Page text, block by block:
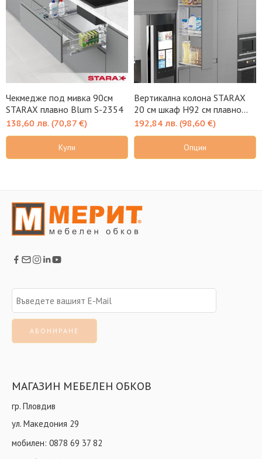
Чекмедже под мивка 90см
STARAX плавно Blum S-2354
138,60 лв. (70,87 €)
Купи
Вертикална колона STARAX
20 см шкаф H92 см плавно
Blum
192,84 лв. (98,60 €)
Опции
МАГАЗИН МЕБЕЛЕН ОБКОВ
гр. Пловдив
ул. Македония 29
мобилен: 0878 69 37 82